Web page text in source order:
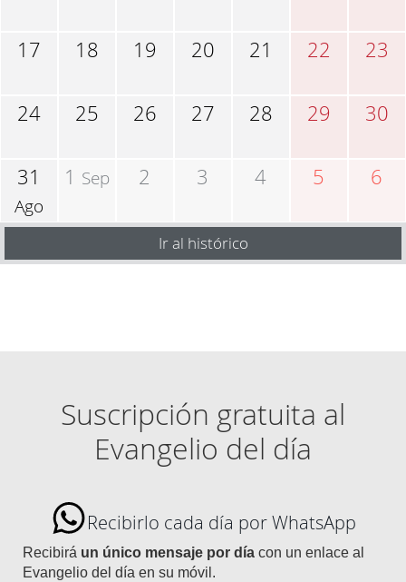
17 18 19 20 21 22 23
24 25 26 27 28 29 30
31
Ago
1 Sep 2 3 4 5 6
Ir al histórico
Suscripción gratuita al
Evangelio del día
Recibirlo cada día por WhatsApp
Recibirá un único mensaje por día con un enlace al
Evangelio del día en su móvil.